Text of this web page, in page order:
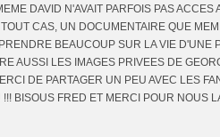
DAVID N'AVAIT PARFOIS PAS ACCES
TOUT CAS, UN DOCUMENTAIRE QUE
BEAUCOUP SUR LA VIE D'UNE
AUSSI LES IMAGES PRIVEES DE
DE PARTAGER UN PEU AVEC LES
BISOUS FRED ET MERCI POUR NOUS